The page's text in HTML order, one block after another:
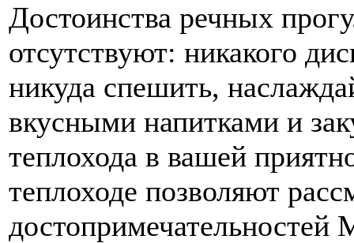
Достоинства речных
отсутствуют: никакого
никуда спешить,
вкусными напитками и
теплохода в вашей
теплоходе позволяют